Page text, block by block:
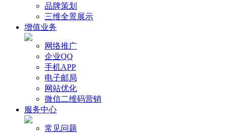
品牌策划
三维全景展示
增值业务
网络推广
企业QQ
手机APP
电子邮局
网站优化
微信二维码营销
服务中心
常见问题